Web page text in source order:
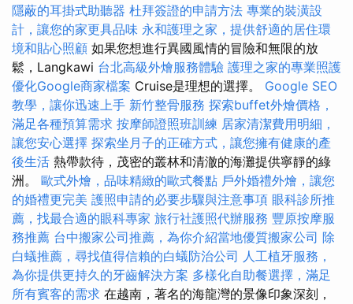
隱蔽的耳掛式助聽器 杜拜簽證的申請方法 專業的裝潢設
計，讓您的家更具品味 永和護理之家，提供舒適的居住環
境和貼心照顧 如果您想進行異國風情的冒險和無限的放
鬆，Langkawi 台北高級外燴服務體驗 護理之家的專業照護
優化Google商家檔案 Cruise是理想的選擇。 Google SEO
教學，讓你迅速上手 新竹整骨服務 探索buffet外燴價格，
滿足各種預算需求 按摩師證照班訓練 居家清潔費用明細，
讓您安心選擇 探索坐月子的正確方式，讓您擁有健康的產
後生活 熱帶款待，茂密的叢林和清澈的海灘提供寧靜的綠
洲。 歐式外燴，品味精緻的歐式餐點 戶外婚禮外燴，讓您
的婚禮更完美 護照申請的必要步驟與注意事項 眼科診所推
薦，找最合適的眼科專家 旅行社護照代辦服務 豐原按摩服
務推薦 台中搬家公司推薦，為你介紹當地優質搬家公司 除
白蟻推薦，尋找值得信賴的白蟻防治公司 人工植牙服務，
為你提供更持久的牙齒解決方案 多樣化自助餐選擇，滿足
所有賓客的需求 在越南，著名的海龍灣的景像印象深刻，